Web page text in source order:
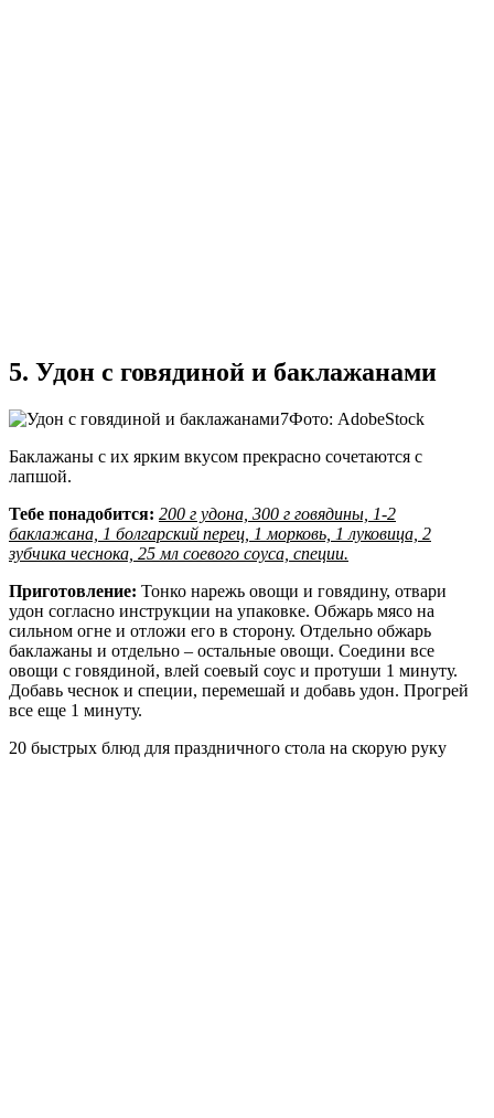
5. Удон с говядиной и баклажанами
Фото: AdobeStock
Баклажаны с их ярким вкусом прекрасно сочетаются с
лапшой.
Тебе понадобится: 200 г удона, 300 г говядины, 1-2
баклажана, 1 болгарский перец, 1 морковь, 1 луковица, 2
зубчика чеснока, 25 мл соевого соуса, специи.
Приготовление: Тонко нарежь овощи и говядину, отвари
удон согласно инструкции на упаковке. Обжарь мясо на
сильном огне и отложи его в сторону. Отдельно обжарь
баклажаны и отдельно – остальные овощи. Соедини все
овощи с говядиной, влей соевый соус и протуши 1 минуту.
Добавь чеснок и специи, перемешай и добавь удон. Прогрей
все еще 1 минуту.
20 быстрых блюд для праздничного стола на скорую руку